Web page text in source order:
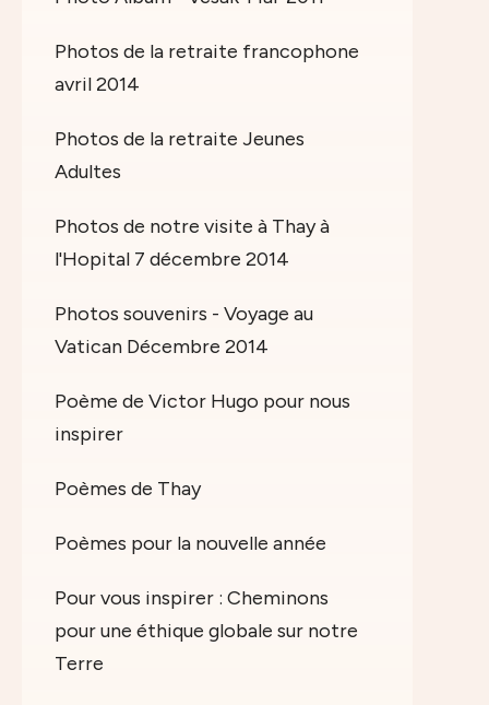
Photos de la retraite francophone
avril 2014
Photos de la retraite Jeunes
Adultes
Photos de notre visite à Thay à
l'Hopital 7 décembre 2014
Photos souvenirs - Voyage au
Vatican Décembre 2014
Poème de Victor Hugo pour nous
inspirer
Poèmes de Thay
Poèmes pour la nouvelle année
Pour vous inspirer : Cheminons
pour une éthique globale sur notre
Terre